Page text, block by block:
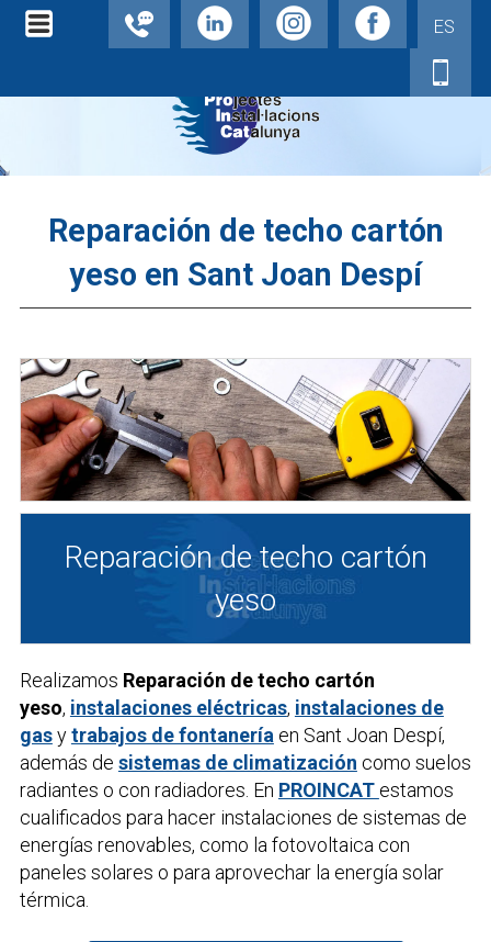
ES
Reparación de techo cartón
yeso en Sant Joan Despí
Reparación de techo cartón
yeso
Realizamos Reparación de techo cartón
yeso, instalaciones eléctricas, instalaciones de
gasytrabajos de fontanería en Sant Joan Despí,
además de sistemas de climatización como suelos
radiantes o con radiadores. En PROINCAT estamos
cualificados para hacer instalaciones de sistemas de
energías renovables, como la fotovoltaica con
paneles solares o para aprovechar la energía solar
térmica.